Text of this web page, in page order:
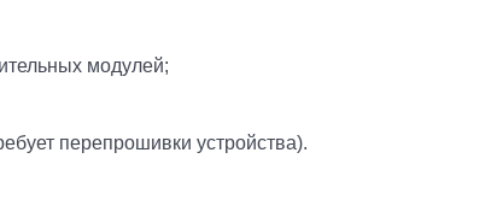
модулей;
перепрошивки устройства).